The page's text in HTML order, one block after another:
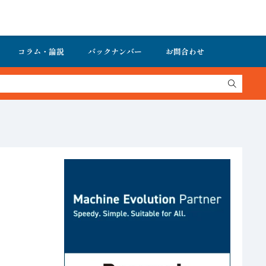
コラム・論説 バックナンバー お問合わせ